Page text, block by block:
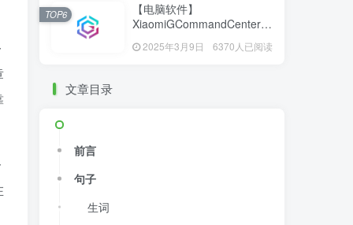
【电脑软件】
XiaomiGCommandCenter—
小米G控制中心
2025年3月9日 6370人已阅读
TOP6
文章目录
前言
句子
生词